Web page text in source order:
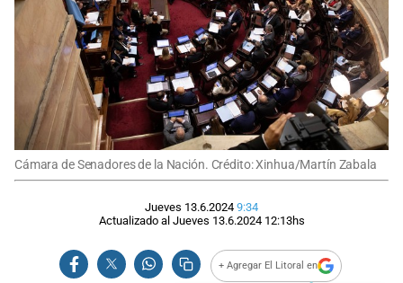
Cámara de Senadores de la Nación. Crédito: Xinhua/Martín Zabala
Jueves 13.6.2024 9:34
Actualizado al Jueves 13.6.2024 12:13hs
+ Agregar El Litoral en